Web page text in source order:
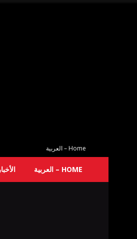
Home – العربية
HOME – العربية الأخبار